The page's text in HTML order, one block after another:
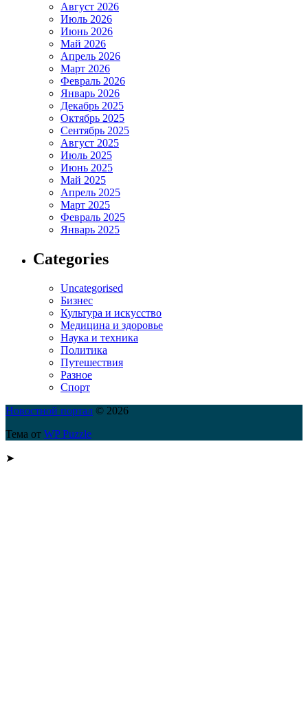
Август 2026
Июль 2026
Июнь 2026
Май 2026
Апрель 2026
Март 2026
Февраль 2026
Январь 2026
Декабрь 2025
Октябрь 2025
Сентябрь 2025
Август 2025
Июль 2025
Июнь 2025
Май 2025
Апрель 2025
Март 2025
Февраль 2025
Январь 2025
Categories
Uncategorised
Бизнес
Культура и искусство
Медицина и здоровье
Наука и техника
Политика
Путешествия
Разное
Спорт
Новостной портал © 2026
Тема от WP Puzzle
➤